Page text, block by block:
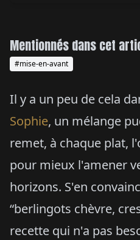
Il y a un peu de cela
Sophie, un mélange
remet, à chaque plat,
pour mieux l'amener
horizons. S'en
“berlingots chèvre,
recette qui n'a pas
Mentionnés dans cet
#mise-en-avant